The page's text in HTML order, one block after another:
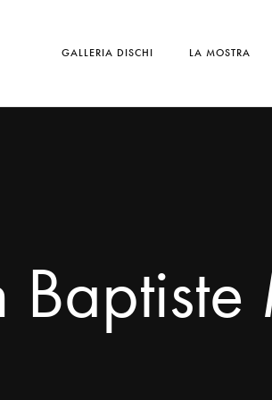
GALLERIA DISCHI LA MOSTRA